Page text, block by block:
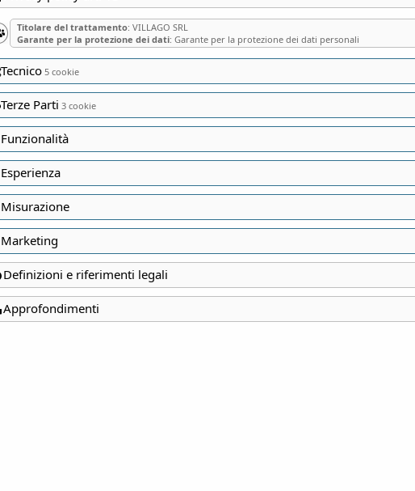
I FRATELLI
L’AZIENDA
PRESTIGIOSE
Titolare del trattamento: VILLAGO SRL
Garante per la protezione dei dati: Garante per la protezione dei dati personali
Tecnico 5 cookie
Terze Parti 3 cookie
Funzionalità
Esperienza
Misurazione
Marketing
Definizioni e riferimenti legali
Approfondimenti